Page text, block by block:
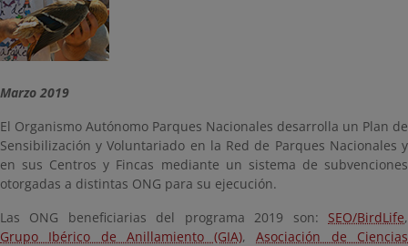
Marzo 2019
El Organismo Autónomo Parques Nacionales desarrolla un Plan de
Sensibilización y Voluntariado en la Red de Parques Nacionales y
en sus Centros y Fincas mediante un sistema de subvenciones
otorgadas a distintas ONG para su ejecución.
Las ONG beneficiarias del programa 2019 son: SEO/BirdLife,
Grupo Ibérico de Anillamiento (GIA),Asociación de Ciencias